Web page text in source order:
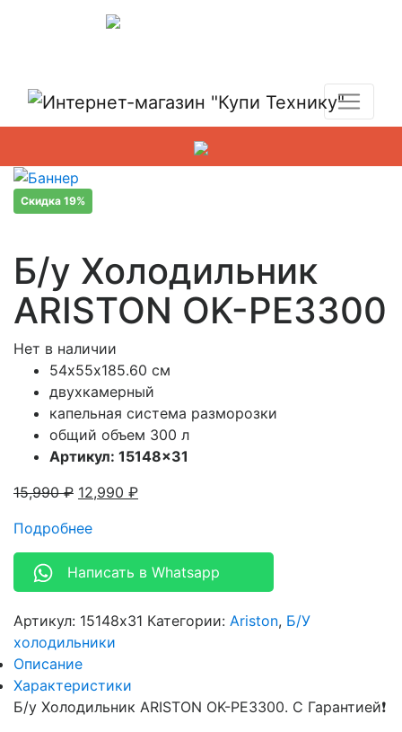
Скидка 19%
Б/у Холодильник
ARISTON OK-PE3300
Нет в наличии
54х55х185.60 см
двухкамерный
капельная система разморозки
общий объем 300 л
Артикул: 15148×31
15,990₽ 12,990 ₽
Подробнее
Написать в Whatsapp
Артикул: 15148x31 Категории: Ariston, Б/У
холодильники
Описание
Характеристики
Б/у Холодильник ARISTON OK-PE3300. С Гарантией❗